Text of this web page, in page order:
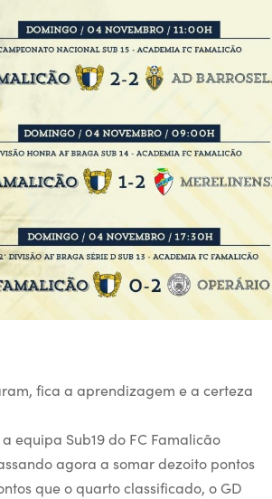
fica a aprendizagem e a certeza
equipa Sub19 do FC Famalicão
agora a somar dezoito pontos
que o quarto classificado, o GD